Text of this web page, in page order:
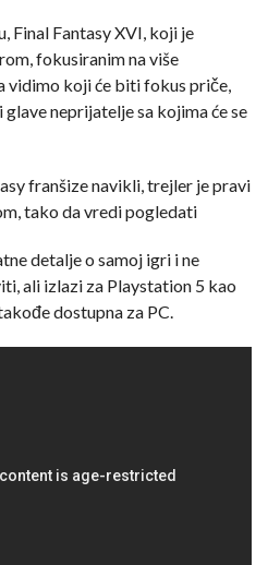
Final Fantasy XVI, koji je
fokusiranim na više
vidimo koji će biti fokus priče,
neprijatelje sa kojima će se
franšize navikli, trejler je pravi
tako da vredi pogledati
detalje o samoj igri i ne
ali izlazi za Playstation 5 kao
dostupna za PC.